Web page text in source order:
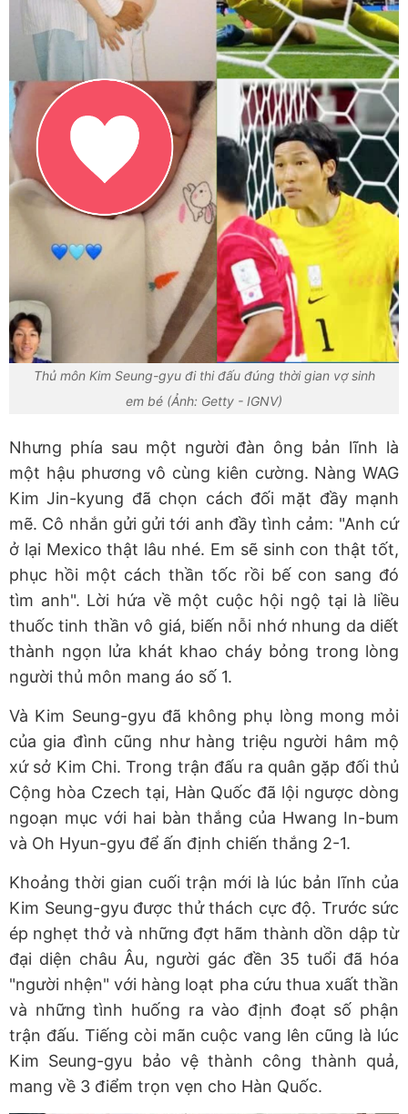
Thủ môn Kim Seung-gyu đi thi đấu đúng thời gian vợ sinh
em bé (Ảnh: Getty - IGNV)
Nhưng phía sau một người đàn ông bản lĩnh là
một hậu phương vô cùng kiên cường. Nàng WAG
Kim Jin-kyung đã chọn cách đối mặt đầy mạnh
mẽ. Cô nhắn gửi gửi tới anh đầy tình cảm: "Anh cứ
ở lại Mexico thật lâu nhé. Em sẽ sinh con thật tốt,
phục hồi một cách thần tốc rồi bế con sang đó
tìm anh". Lời hứa về một cuộc hội ngộ tại là liều
thuốc tinh thần vô giá, biến nỗi nhớ nhung da diết
thành ngọn lửa khát khao cháy bỏng trong lòng
người thủ môn mang áo số 1.
Và Kim Seung-gyu đã không phụ lòng mong mỏi
của gia đình cũng như hàng triệu người hâm mộ
xứ sở Kim Chi. Trong trận đấu ra quân gặp đối thủ
Cộng hòa Czech tại, Hàn Quốc đã lội ngược dòng
ngoạn mục với hai bàn thắng của Hwang In-bum
và Oh Hyun-gyu để ấn định chiến thắng 2-1.
Khoảng thời gian cuối trận mới là lúc bản lĩnh của
Kim Seung-gyu được thử thách cực độ. Trước sức
ép nghẹt thở và những đợt hãm thành dồn dập từ
đại diện châu Âu, người gác đền 35 tuổi đã hóa
"người nhện" với hàng loạt pha cứu thua xuất thần
và những tình huống ra vào định đoạt số phận
trận đấu. Tiếng còi mãn cuộc vang lên cũng là lúc
Kim Seung-gyu bảo vệ thành công thành quả,
mang về 3 điểm trọn vẹn cho Hàn Quốc.